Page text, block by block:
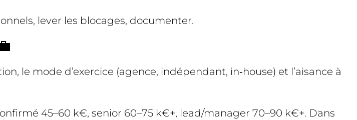
lever les blocages, documenter.
le mode d’exercice (agence, indépendant, in‑house) et l’aisance à
45–60 k€, senior 60–75 k€+, lead/manager 70–90 k€+. Dans